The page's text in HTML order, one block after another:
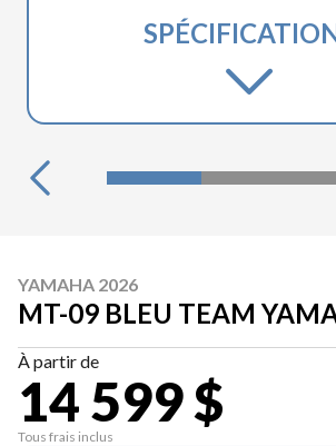
YAMAHA 2026
MT-09 BLEU TEAM
À partir de
14 599 $
Tous frais inclus